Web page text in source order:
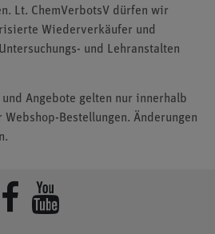
Lt. ChemVerbotsV dürfen wir
Wiederverkäufer und
und Lehranstalten
Angebote gelten nur innerhalb
Bestellungen. Änderungen